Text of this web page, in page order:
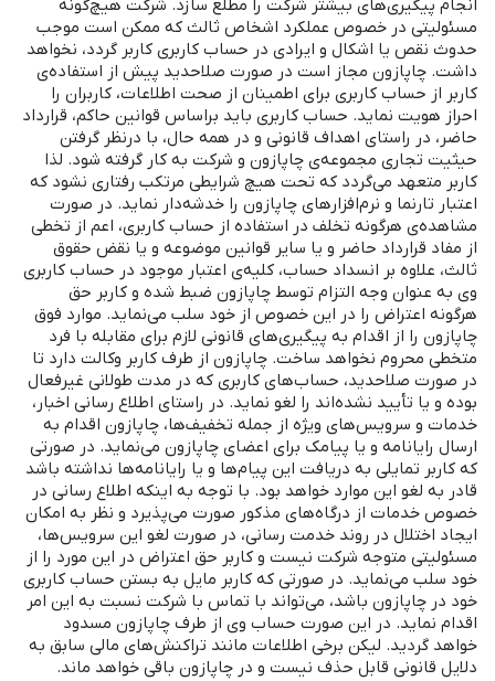
انجام پیگیری‌های بیشتر شرکت را مطلع سازد. شرکت هیچ‌گونه
مسئولیتی در خصوص عملکرد اشخاص ثالث که ممکن است موجب
حدوث نقص یا اشکال و ایرادی در حساب کاربری کاربر گردد، نخواهد
داشت. چاپازون مجاز است در صورت صلاحدید پیش از استفاده‌ی
کاربر از حساب کاربری برای اطمینان از صحت اطلاعات، کاربران را
احراز هویت نماید. حساب کاربری باید براساس قوانین حاکم، قرارداد
حاضر، در راستای اهداف قانونی و در همه ‌حال، با درنظر گرفتن
حیثیت تجاری مجموعه‌ی چاپازون و شرکت به کار گرفته ‌شود. لذا
کاربر متعهد می‌گردد که تحت هیچ شرایطی مرتکب رفتاری نشود که
اعتبار تارنما و نرم‌افزارهای چاپازون را خدشه‌‌دار نماید. در صورت
مشاهده‌ی هرگونه تخلف در استفاده از حساب کاربری، اعم از تخطی
از مفاد قرارداد حاضر و یا سایر قوانین موضوعه و یا نقض حقوق
ثالث، علاوه بر انسداد حساب، کلیه‌ی اعتبار موجود در حساب کاربری
وی به‌ عنوان وجه التزام توسط چاپازون ضبط شده و کاربر حق
هرگونه اعتراض را در این خصوص از خود سلب می‌نماید. موارد فوق
چاپازون را از اقدام به پیگیری‌های قانونی لازم برای مقابله با فرد
متخطی محروم نخواهد ساخت. چاپازون از طرف کاربر وکالت دارد تا
در صورت صلاحدید، حساب‌های کاربری که در مدت طولانی غیرفعال
بوده و یا تأیید نشده‌اند را لغو نماید. در راستای اطلاع‌ رسانی اخبار،
خدمات و سرویس‌های ویژه از جمله تخفیف‌ها، چاپازون اقدام به
ارسال رایانامه و یا پیامک برای اعضای چاپازون می‌نماید. در صورتی‌
که کاربر تمایلی به دریافت این پیام‌ها و یا رایانامه‌ها نداشته ‌باشد
قادر به لغو این موارد خواهد بود. با توجه به اینکه اطلاع‌ رسانی در
خصوص خدمات از درگاه‌های مذکور صورت می‌پذیرد و نظر به امکان
ایجاد اختلال در روند خدمت ‌رسانی، در صورت لغو این سرویس‌ها،
مسئولیتی متوجه شرکت نیست و کاربر حق اعتراض در این مورد را از
خود سلب می‌نماید. در صورتی ‌که کاربر مایل به بستن حساب کاربری
خود در چاپازون باشد، می‌تواند با تماس با شرکت نسبت به این امر
اقدام نماید. در این صورت حساب وی از طرف چاپازون مسدود
خواهد گردید. لیکن برخی اطلاعات مانند تراکنش‌های مالی سابق به
دلایل قانونی قابل ‌حذف نیست و در چاپازون باقی خواهد ماند.